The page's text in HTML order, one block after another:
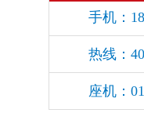
手机：
热线：
座机：